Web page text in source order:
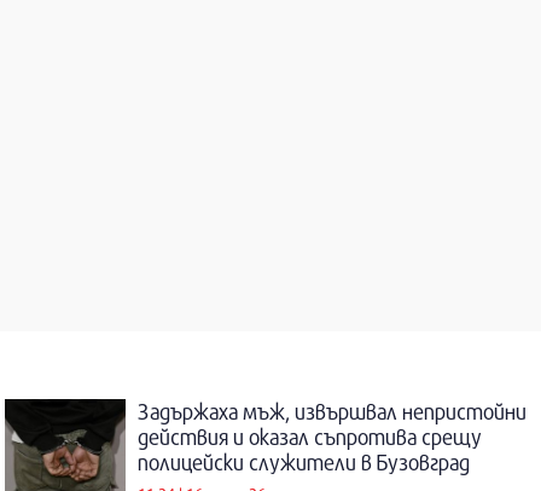
Задържаха мъж, извършвал непристойни
действия и оказал съпротива срещу
полицейски служители в Бузовград